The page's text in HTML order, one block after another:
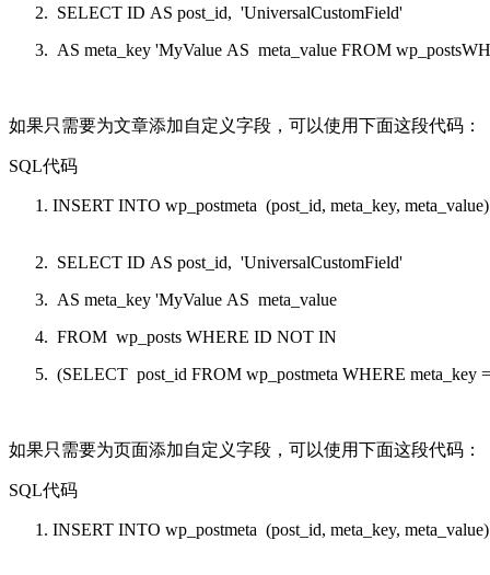
SELECT ID AS post_id, 'UniversalCustomField'
AS meta_key 'MyValue AS meta_value FROM
如果只需要为文章添加自定义字段，可以使用下面这段代码：
SQL代码
INSERT INTO wp_postmeta (post_id, meta_key, meta_value)
SELECT ID AS post_id, 'UniversalCustomField'
AS meta_key 'MyValue AS meta_value
FROM wp_posts WHERE ID NOT IN
(SELECT post_id FROM wp_postmeta WHERE meta_key
如果只需要为页面添加自定义字段，可以使用下面这段代码：
SQL代码
INSERT INTO wp_postmeta (post_id, meta_key, meta_value)